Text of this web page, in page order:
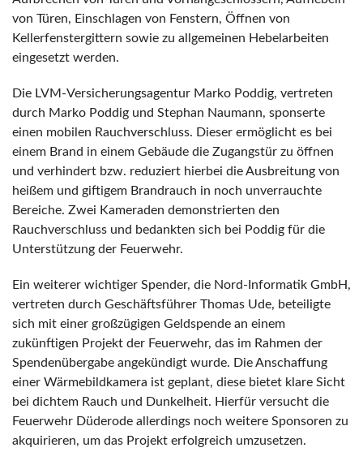
von Türen, Einschlagen von Fenstern, Öffnen von
Kellerfenstergittern sowie zu allgemeinen Hebelarbeiten
eingesetzt werden.
Die LVM-Versicherungsagentur Marko Poddig, vertreten
durch Marko Poddig und Stephan Naumann, sponserte
einen mobilen Rauchverschluss. Dieser ermöglicht es bei
einem Brand in einem Gebäude die Zugangstür zu öffnen
und verhindert bzw. reduziert hierbei die Ausbreitung von
heißem und giftigem Brandrauch in noch unverrauchte
Bereiche. Zwei Kameraden demonstrierten den
Rauchverschluss und bedankten sich bei Poddig für die
Unterstützung der Feuerwehr.
Ein weiterer wichtiger Spender, die Nord-Informatik GmbH,
vertreten durch Geschäftsführer Thomas Ude, beteiligte
sich mit einer großzügigen Geldspende an einem
zukünftigen Projekt der Feuerwehr, das im Rahmen der
Spendenübergabe angekündigt wurde. Die Anschaffung
einer Wärmebildkamera ist geplant, diese bietet klare Sicht
bei dichtem Rauch und Dunkelheit. Hierfür versucht die
Feuerwehr Düderode allerdings noch weitere Sponsoren zu
akquirieren, um das Projekt erfolgreich umzusetzen.